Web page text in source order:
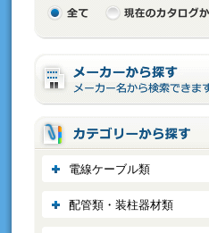
電線ケーブル類
配管類・装柱器材類